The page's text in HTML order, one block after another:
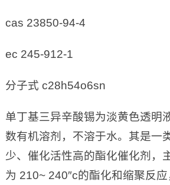
cas 23850-94-4
ec 245-912-1
分子式 c28h54o6sn
单丁基三异辛酸锡为淡黄色透明
数有机溶剂，不溶于水。其是一
少、催化活性高的酯化催化剂，
为 210~ 240″c的酯化和缩聚反